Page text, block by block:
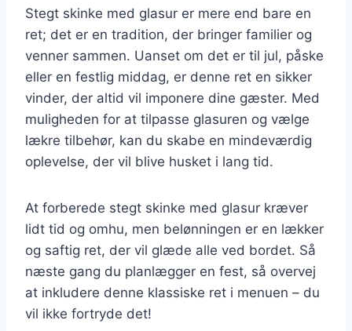
Stegt skinke med glasur er mere end bare en
ret; det er en tradition, der bringer familier og
venner sammen. Uanset om det er til jul, påske
eller en festlig middag, er denne ret en sikker
vinder, der altid vil imponere dine gæster. Med
muligheden for at tilpasse glasuren og vælge
lækre tilbehør, kan du skabe en mindeværdig
oplevelse, der vil blive husket i lang tid.
At forberede stegt skinke med glasur kræver
lidt tid og omhu, men belønningen er en lækker
og saftig ret, der vil glæde alle ved bordet. Så
næste gang du planlægger en fest, så overvej
at inkludere denne klassiske ret i menuen – du
vil ikke fortryde det!